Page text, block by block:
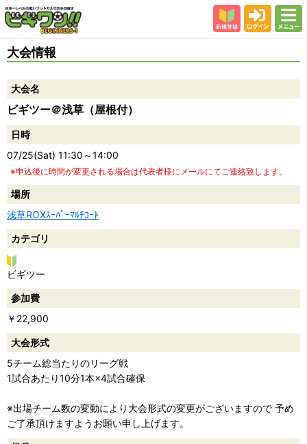
会場
スタッフ紹介
よくある質問
参加者の声
大会情報
大会名
ビギツー＠浅草（屋根付）
日時
07/25(Sat) 11:30～14:00
※申込後に時間が変更される場合は代表者様にメールにてご連絡致します。
場所
浅草ROXｽｰﾊﾟｰﾏﾙﾁｺｰﾄ
カテゴリ
ビ
ギ
ツ
ー
ビギツー
参加費
￥22,900
大会形式
5チーム総当たりのリーグ戦
1試合あたり10分1本×4試合確保
※出場チーム数の変動により大会形式の変更がございますので 予め
ご了承頂けますようお願い申し上げます。